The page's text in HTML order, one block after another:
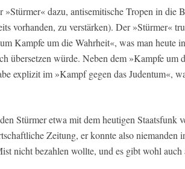
dazu, antisemitische Tropen in die
vorhanden, zu verstärken). Der »Stürmer«
Kampfe um die Wahrheit«, was man heute
übersetzen würde. Neben dem »Kampfe um
explizit im »Kampf gegen das Judentum«,
Stürmer etwa mit dem heutigen Staatsfunk
Zeitung, er konnte also niemanden
nicht bezahlen wollte, und es gibt wohl auch